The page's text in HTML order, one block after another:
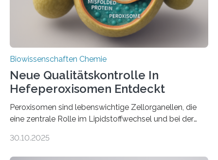
Biowissenschaften Chemie
Neue Qualitätskontrolle In
Hefeperoxisomen Entdeckt
Peroxisomen sind lebenswichtige Zellorganellen, die
eine zentrale Rolle im Lipidstoffwechsel und bei der
erfüllen können, müssen zahlreiche Enzyme präzise in
30.10.2025